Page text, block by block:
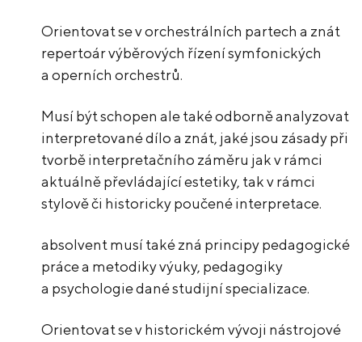
Orientovat se v orchestrálních partech a znát
repertoár výběrových řízení symfonických
a operních orchestrů.
Musí být schopen ale také odborně analyzovat
interpretované dílo a znát, jaké jsou zásady při
tvorbě interpretačního záměru jak v rámci
aktuálně převládající estetiky, tak v rámci
stylově či historicky poučené interpretace.
absolvent musí také zná principy pedagogické
práce a metodiky výuky, pedagogiky
a psychologie dané studijní specializace.
Orientovat se v historickém vývoji nástrojové